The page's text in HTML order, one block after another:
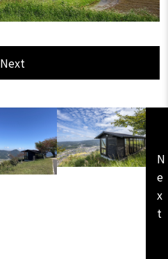
Next
N
e
x
t